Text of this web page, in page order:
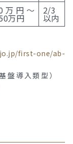
万円～
万円
2/3
以内
first-one/ab-
盤導入類型）